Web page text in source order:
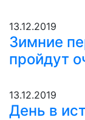
13.12.2019
Зимние
пройдут
13.12.2019
День в